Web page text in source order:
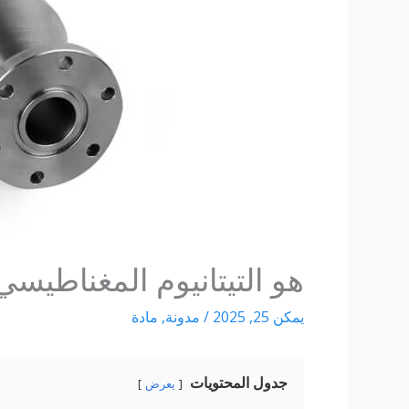
هو التيتانيوم
يمكن 25, 2025 / مدونة, مادة
جدول المحتويات يعرض